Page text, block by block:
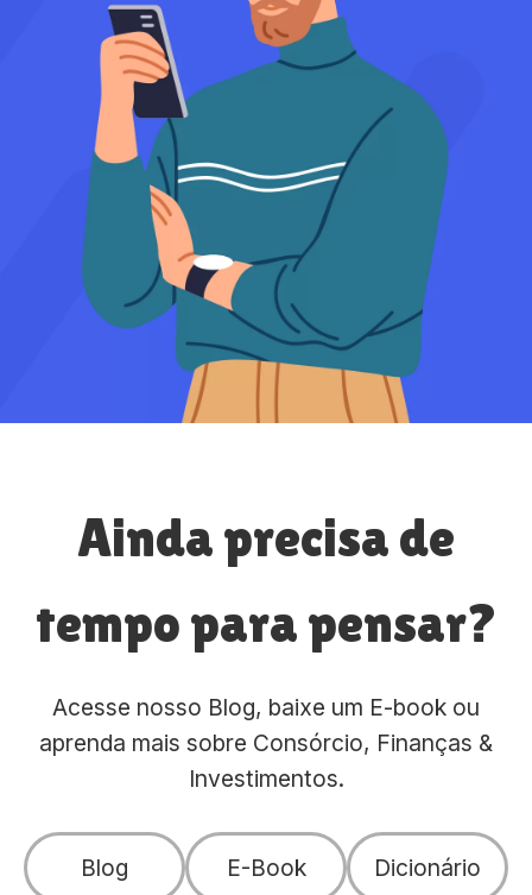
Ainda precisa de
tempo para pensar?
Acesse nosso Blog, baixe um E-book ou
aprenda mais sobre Consórcio, Finanças &
Investimentos.
Blog E-Book Dicionário